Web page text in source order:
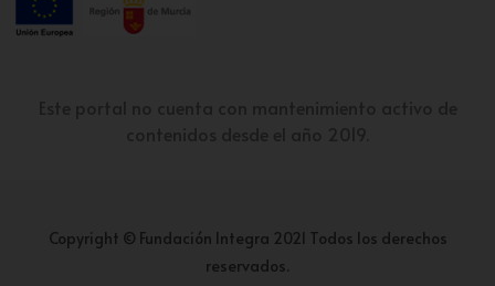
Copyright © Fundación Integra 2021 Todos los derechos
reservados.